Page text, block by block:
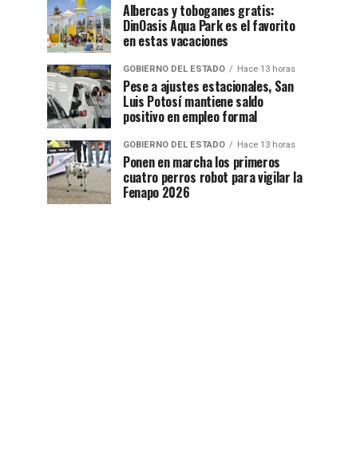
Albercas y toboganes gratis:
DinOasis Aqua Park es el favorito
en estas vacaciones
GOBIERNO DEL ESTADO Hace 13 horas
Pese a ajustes estacionales, San
Luis Potosí mantiene saldo
positivo en empleo formal
GOBIERNO DEL ESTADO Hace 13 horas
Ponen en marcha los primeros
cuatro perros robot para vigilar la
Fenapo 2026